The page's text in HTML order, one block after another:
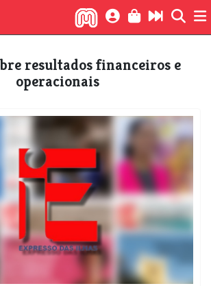
operacionais